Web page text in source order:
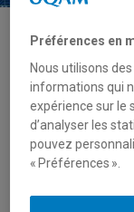
Babillard
Séminaire
LAKRETZ
Séminaire
Préférences en
Nous utilisons
informations qui
expérience sur le
d’analyser les
pouvez
« Préférences ».